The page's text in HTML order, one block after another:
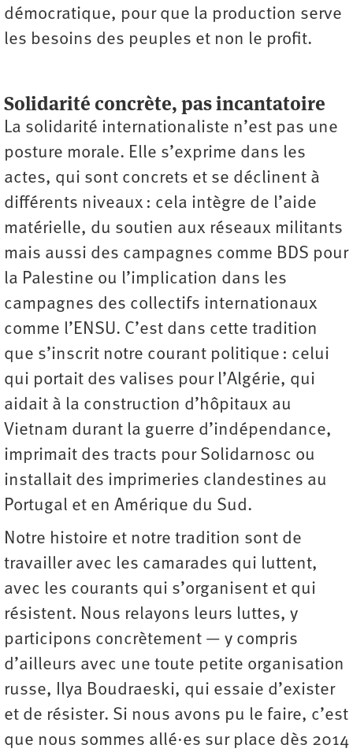
démocratique, pour que la production serve
les besoins des peuples et non le profit.
Solidarité concrète, pas incantatoire
La solidarité internationaliste n’est pas une
posture morale. Elle s’exprime dans les
actes, qui sont concrets et se déclinent à
différents niveaux : cela intègre de l’aide
matérielle, du soutien aux réseaux militants
mais aussi des campagnes comme BDS pour
la Palestine ou l’implication dans les
campagnes des collectifs internationaux
comme l’ENSU. C’est dans cette tradition
que s’inscrit notre courant politique : celui
qui portait des valises pour l’Algérie, qui
aidait à la construction d’hôpitaux au
Vietnam durant la guerre d’indépendance,
imprimait des tracts pour Solidarnosc ou
installait des imprimeries clandestines au
Portugal et en Amérique du Sud.
Notre histoire et notre tradition sont de
travailler avec les camarades qui luttent,
avec les courants qui s’organisent et qui
résistent. Nous relayons leurs luttes, y
participons concrètement — y compris
d’ailleurs avec une toute petite organisation
russe, Ilya Boudraeski, qui essaie d’exister
et de résister. Si nous avons pu le faire, c’est
que nous sommes allé·es sur place dès 2014